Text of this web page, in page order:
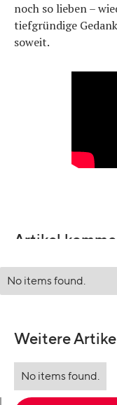
noch so lieben –
tiefgründige
soweit.
Artikel
No items found.
Weitere
No items found.